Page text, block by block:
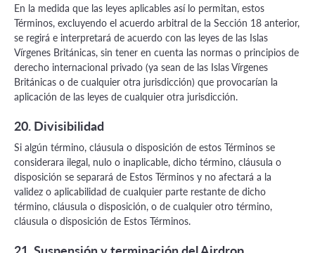
En la medida que las leyes aplicables así lo permitan, estos
Términos, excluyendo el acuerdo arbitral de la Sección 18 anterior,
se regirá e interpretará de acuerdo con las leyes de las Islas
Vírgenes Británicas, sin tener en cuenta las normas o principios de
derecho internacional privado (ya sean de las Islas Vírgenes
Británicas o de cualquier otra jurisdicción) que provocarían la
aplicación de las leyes de cualquier otra jurisdicción.
20. Divisibilidad
Si algún término, cláusula o disposición de estos Términos se
considerara ilegal, nulo o inaplicable, dicho término, cláusula o
disposición se separará de Estos Términos y no afectará a la
validez o aplicabilidad de cualquier parte restante de dicho
término, cláusula o disposición, o de cualquier otro término,
cláusula o disposición de Estos Términos.